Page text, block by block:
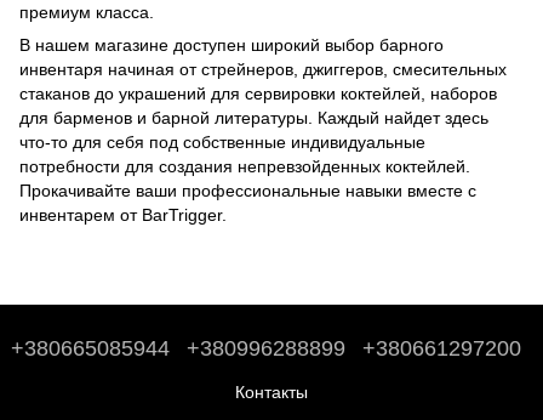
премиум класса.
В нашем магазине доступен широкий выбор барного
инвентаря начиная от стрейнеров, джиггеров, смесительных
стаканов до украшений для сервировки коктейлей
наборов
для барменов и барной литературы . Каждый найдет здесь
что-то для себя под собственные индивидуальные
потребности для создания непревзойденных коктейлей.
Прокачивайте ваши профессиональные навыки вместе с
инвентарем от BarTrigger.
+380665085944 +380996288899 +380661297200
Контакты